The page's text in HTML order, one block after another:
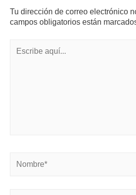
Tu dirección de correo electrónico
campos obligatorios están